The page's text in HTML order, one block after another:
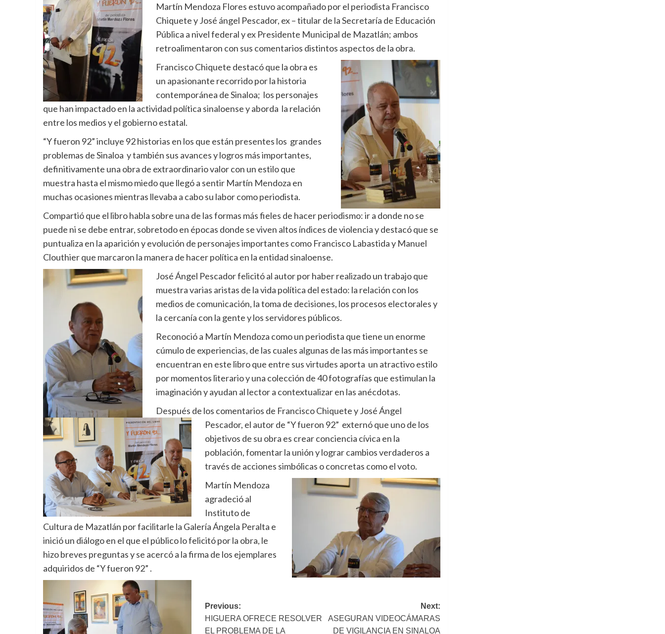
Martín Mendoza Flores estuvo acompañado por el periodista Francisco
Chiquete y José ángel Pescador, ex – titular de la Secretaría de Educación
Pública a nivel federal y ex Presidente Municipal de Mazatlán; ambos
retroalimentaron con sus comentarios distintos aspectos de la obra.
Francisco Chiquete destacó que la obra es
un apasionante recorrido por la historia
contemporánea de Sinaloa; los personajes
que han impactado en la actividad política sinaloense y aborda la relación
entre los medios y el gobierno estatal.
“Y fueron 92” incluye 92 historias en los que están presentes los grandes
problemas de Sinaloa y también sus avances y logros más importantes,
definitivamente una obra de extraordinario valor con un estilo que
muestra hasta el mismo miedo que llegó a sentir Martín Mendoza en
muchas ocasiones mientras llevaba a cabo su labor como periodista.
Compartió que el libro habla sobre una de las formas más fieles de hacer periodismo: ir a donde no se
puede ni se debe entrar, sobretodo en épocas donde se viven altos índices de violencia y destacó que se
puntualiza en la aparición y evolución de personajes importantes como Francisco Labastida y Manuel
Clouthier que marcaron la manera de hacer política en la entidad sinaloense.
José Ángel Pescador felicitó al autor por haber realizado un trabajo que
muestra varias aristas de la vida política del estado: la relación con los
medios de comunicación, la toma de decisiones, los procesos electorales y
la cercanía con la gente y los servidores públicos.
Reconoció a Martín Mendoza como un periodista que tiene un enorme
cúmulo de experiencias, de las cuales algunas de las más importantes se
encuentran en este libro que entre sus virtudes aporta un atractivo estilo
por momentos literario y una colección de 40 fotografías que estimulan la
imaginación y ayudan al lector a contextualizar en las anécdotas.
Después de los comentarios de Francisco Chiquete y José Ángel
Pescador, el autor de “Y fueron 92” externó que uno de los
objetivos de su obra es crear conciencia cívica en la
población, fomentar la unión y lograr cambios verdaderos a
través de acciones simbólicas o concretas como el voto.
Martín Mendoza
agradeció al
Instituto de
Cultura de Mazatlán por facilitarle la Galería Ángela Peralta e
inició un diálogo en el que el público lo felicitó por la obra, le
hizo breves preguntas y se acercó a la firma de los ejemplares
adquiridos de “Y fueron 92” .
Post
navigation
Previous:
HIGUERA OFRECE RESOLVER
EL PROBLEMA DE LA
Next:
ASEGURAN VIDEOCÁMARAS
DE VIGILANCIA EN SINALOA